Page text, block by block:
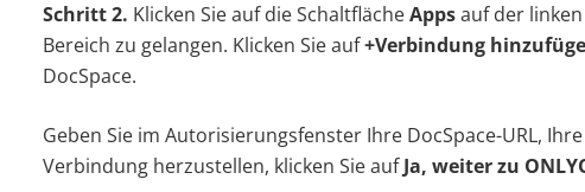
Schritt 2. Klicken Sie auf die SchaltflächeAppsauf der
Bereich zu gelangen. Klicken Sie auf+Verbindung
DocSpace.
Geben Sie im Autorisierungsfenster Ihre DocSpace-URL,
Verbindung herzustellen, klicken Sie aufJa, weiter zu